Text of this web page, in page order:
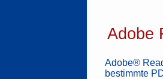
Adobe
Adobe®
bestimmte